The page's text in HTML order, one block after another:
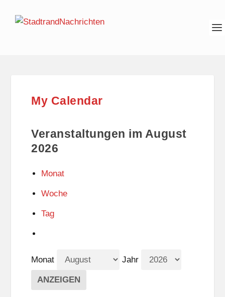
My Calendar
Veranstaltungen im August
2026
Monat
Woche
Tag
Monat Jahr